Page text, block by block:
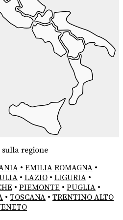
sulla regione
• EMILIA ROMAGNA •
• LAZIO • LIGURIA •
• PIEMONTE • PUGLIA •
• TOSCANA • TRENTINO ALTO